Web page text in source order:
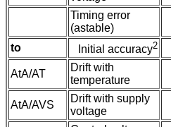
Timing error
(astable)
to
Initial accuracy2
AtA/AT
Drift with
temperature
AtA/AVS
Drift with supply
voltage